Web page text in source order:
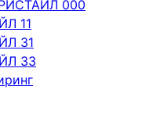
000
11
31
33